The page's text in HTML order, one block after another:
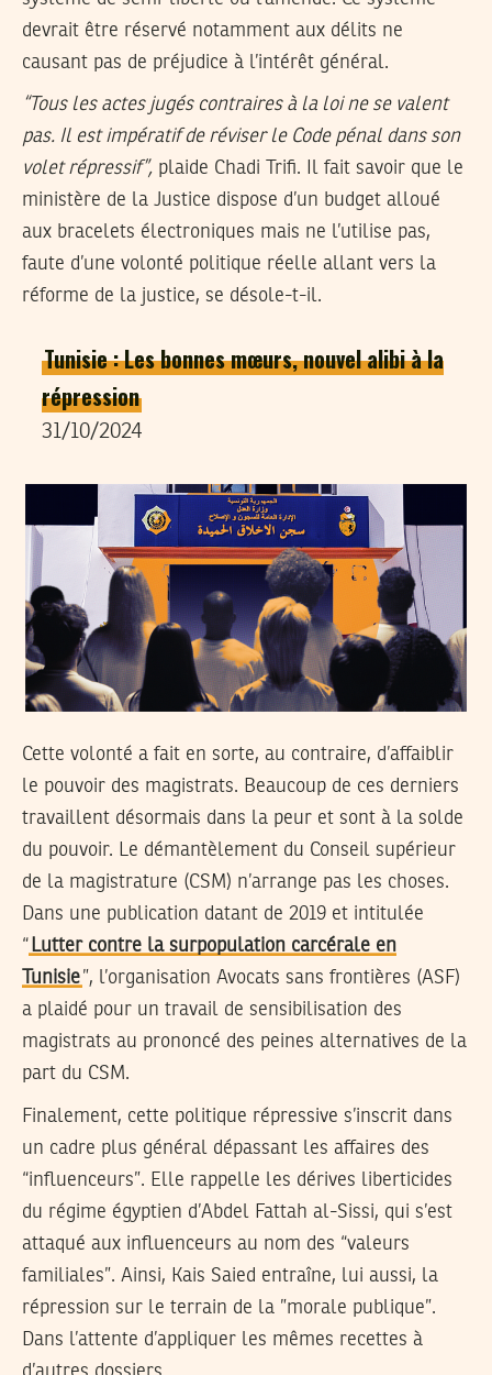
devrait être réservé notamment aux délits ne
causant pas de préjudice à l’intérêt général.
“Tous les actes jugés contraires à la loi ne se valent
pas. Il est impératif de réviser le Code pénal dans son
volet répressif”, plaide Chadi Trifi. Il fait savoir que le
ministère de la Justice dispose d’un budget alloué
aux bracelets électroniques mais ne l’utilise pas,
faute d’une volonté politique réelle allant vers la
réforme de la justice, se désole-t-il.
Tunisie : Les bonnes mœurs, nouvel alibi à la
répression
31/10/2024
Cette volonté a fait en sorte, au contraire, d’affaiblir
le pouvoir des magistrats. Beaucoup de ces derniers
travaillent désormais dans la peur et sont à la solde
du pouvoir. Le démantèlement du Conseil supérieur
de la magistrature (CSM) n’arrange pas les choses.
Dans une publication datant de 2019 et intitulée
“ Lutter contre la surpopulation carcérale en
Tunisie”, l’organisation Avocats sans frontières (ASF)
a plaidé pour un travail de sensibilisation des
magistrats au prononcé des peines alternatives de la
part du CSM.
Finalement, cette politique répressive s’inscrit dans
un cadre plus général dépassant les affaires des
“influenceurs”. Elle rappelle les dérives liberticides
du régime égyptien d’Abdel Fattah al-Sissi, qui s’est
attaqué aux influenceurs au nom des “valeurs
familiales”. Ainsi, Kais Saied entraîne, lui aussi, la
répression sur le terrain de la ”morale publique”.
Dans l’attente d’appliquer les mêmes recettes à